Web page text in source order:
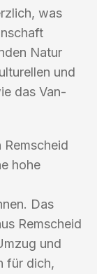
was
Natur
und
das Van-
hohe
Das
Remscheid
und
für dich,